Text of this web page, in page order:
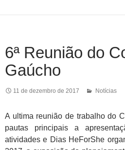
6ª Reunião do
Gaúcho
11 de dezembro de 2017 Notícias
A ultima reunião de trabalho do
pautas principais a
atividades e Dias HeForShe